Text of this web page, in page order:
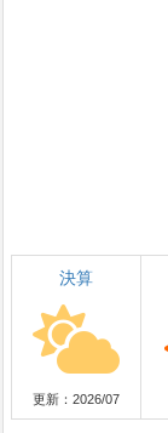
決算
更新：2026/07